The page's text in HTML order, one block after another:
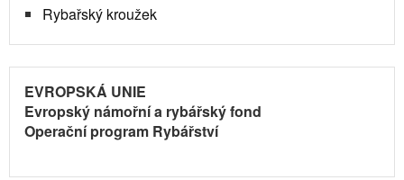
Rybařský kroužek
EVROPSKÁ UNIE
Evropský námořní a rybářský fond
Operační program Rybářství